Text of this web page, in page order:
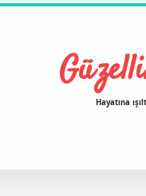
Hayatına